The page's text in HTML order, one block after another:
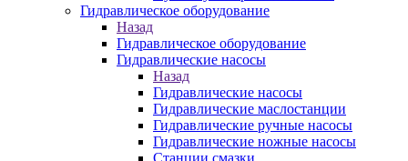
Гидравлическое оборудование
Назад
Гидравлическое оборудование
Гидравлические насосы
Назад
Гидравлические насосы
Гидравлические маслостанции
Гидравлические ручные насосы
Гидравлические ножные насосы
Станции смазки